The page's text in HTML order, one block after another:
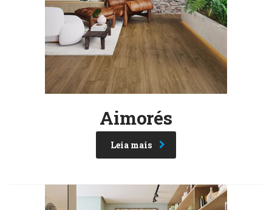
Aimorés
Leia mais